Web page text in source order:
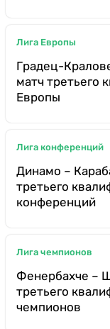
Лига Европы
Градец-
матч третьего
Европы
Лига конференций
Динамо –
третьего
конференций
Лига чемпионов
Фенербахче –
третьего
чемпионов